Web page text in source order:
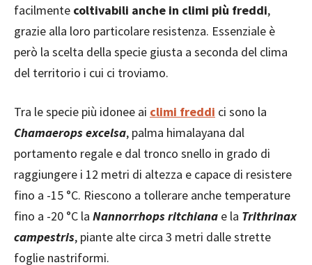
facilmente coltivabili anche in climi più freddi,
grazie alla loro particolare resistenza. Essenziale è
però la scelta della specie giusta a seconda del clima
del territorio i cui ci troviamo.
Tra le specie più idonee ai climi freddi ci sono la
Chamaerops excelsa, palma himalayana dal
portamento regale e dal tronco snello in grado di
raggiungere i 12 metri di altezza e capace di resistere
fino a -15 °C. Riescono a tollerare anche temperature
fino a -20 °C la Nannorrhops ritchiana e la Trithrinax
campestris, piante alte circa 3 metri dalle strette
foglie nastriformi.